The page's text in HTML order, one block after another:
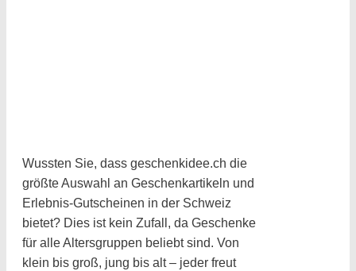
Wussten Sie, dass geschenkidee.ch die
größte Auswahl an Geschenkartikeln und
Erlebnis-Gutscheinen in der Schweiz
bietet? Dies ist kein Zufall, da Geschenke
für alle Altersgruppen beliebt sind. Von
klein bis groß, jung bis alt – jeder freut